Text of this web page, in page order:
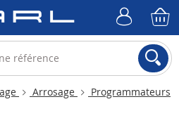
Arrosage
Programmateurs